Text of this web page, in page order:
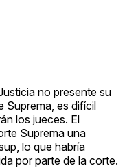
no presente su
Suprema, es difícil
los jueces. El
Suprema una
lo que habría
por parte de la corte.